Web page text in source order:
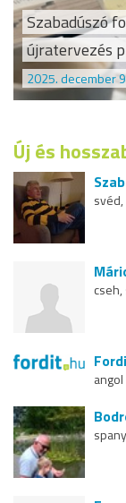
Szabadúszó
újratervezés
2025. december
Új és
angol